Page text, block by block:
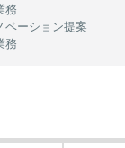
務
ベーション提案
務